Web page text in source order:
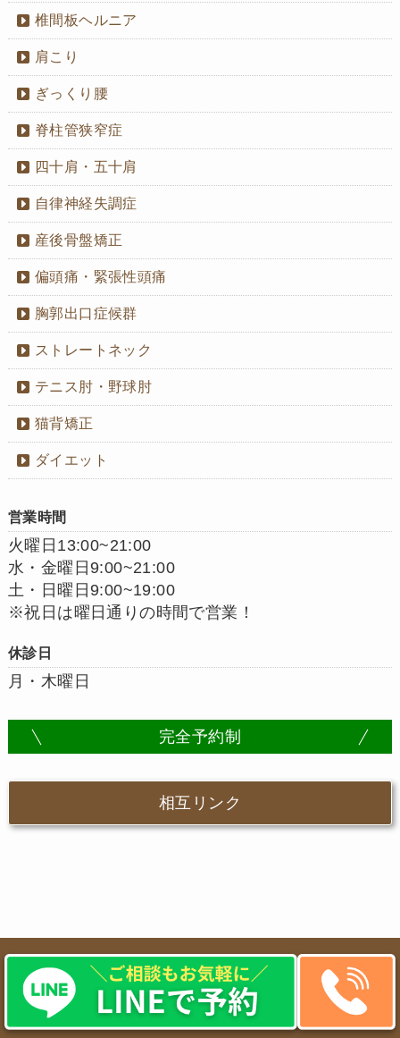
椎間板ヘルニア
肩こり
ぎっくり腰
脊柱管狭窄症
四十肩・五十肩
自律神経失調症
産後骨盤矯正
偏頭痛・緊張性頭痛
胸郭出口症候群
ストレートネック
テニス肘・野球肘
猫背矯正
ダイエット
営業時間
火曜日13:00~21:00
水・金曜日9:00~21:00
土・日曜日9:00~19:00
※祝日は曜日通りの時間で営業！
休診日
月・木曜日
完全予約制
相互リンク